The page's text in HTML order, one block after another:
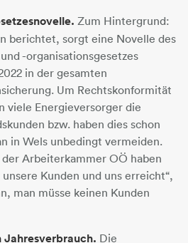
Zum Hintergrund:
berichtet, sorgt eine Novelle des
-organisationsgesetzes
in der gesamten
Um Rechtskonformität
viele Energieversorger die
bzw. haben dies schon
in Wels unbedingt vermeiden.
Arbeiterkammer OÖ haben
Kunden und uns erreicht“,
man müsse keinen Kunden
Die